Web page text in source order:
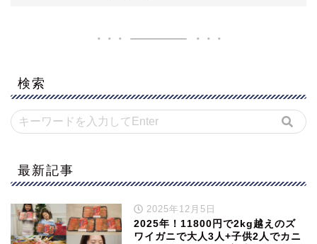
検索
最新記事
2025年12月5日
2025年！11800円で2kg越えのズ
ワイガニで大人3人+子供2人でカニ